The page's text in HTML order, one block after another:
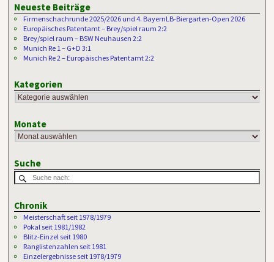
Neueste Beiträge
Firmenschachrunde 2025/2026 und 4. BayernLB-Biergarten-Open 2026
Europäisches Patentamt – Brey/spiel raum 2:2
Brey/spiel raum – BSW Neuhausen 2:2
Munich Re 1 – G+D 3:1
Munich Re 2 – Europäisches Patentamt 2:2
Kategorien
Monate
Suche
Chronik
Meisterschaft seit 1978/1979
Pokal seit 1981/1982
Blitz-Einzel seit 1980
Ranglistenzahlen seit 1981
Einzelergebnisse seit 1978/1979